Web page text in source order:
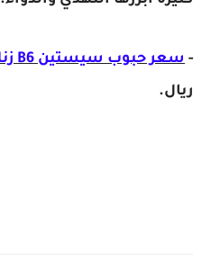
- سعر حبوب سيستين B6 زنك في السعودية
ريال.